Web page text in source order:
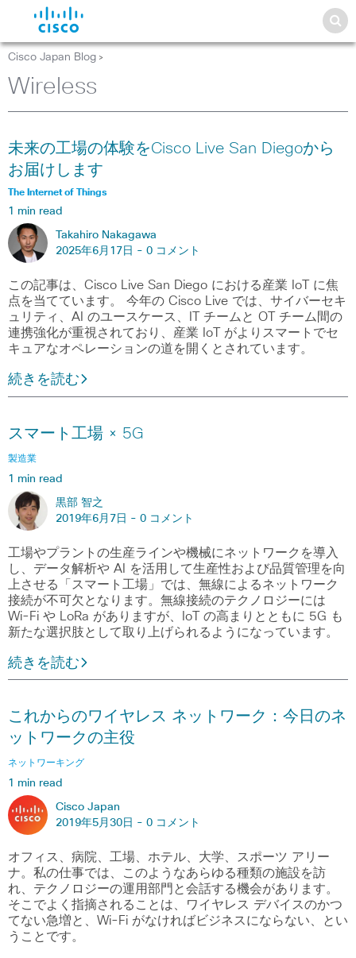
Cisco Japan Blog >
Wireless
未来の工場の体験をCisco Live San Diegoから
お届けします
The Internet of Things
1 min read
Takahiro Nakagawa
2025年6月17日 - 0 コメント
この記事は、Cisco Live San Diego における産業 IoT に焦
点を当てています。 今年の Cisco Live では、サイバーセキ
ュリティ、AI のユースケース、IT チームと OT チーム間の
連携強化が重視されており、産業 IoT がよりスマートでセ
キュアなオペレーションの道を開くとされています。
続きを読む
スマート工場 × 5G
製造業
1 min read
黒部 智之
2019年6月7日 - 0 コメント
工場やプラントの生産ラインや機械にネットワークを導入
し、データ解析や AI を活用して生産性および品質管理を向
上させる「スマート工場」では、無線によるネットワーク
接続が不可欠となります。無線接続のテクノロジーには
Wi-Fi や LoRa がありますが、IoT の高まりとともに 5G も
新たな選択肢として取り上げられるようになっています。
続きを読む
これからのワイヤレス ネットワーク：今日のネ
ットワークの主役
ネットワーキング
1 min read
Cisco Japan
2019年5月30日 - 0 コメント
オフィス、病院、工場、ホテル、大学、スポーツ アリー
ナ。私の仕事では、このようなあらゆる種類の施設を訪
れ、テクノロジーの運用部門と会話する機会があります。
そこでよく指摘されることは、ワイヤレス デバイスのかつ
てない急増と、Wi-Fi がなければビジネスにならない、とい
うことです。